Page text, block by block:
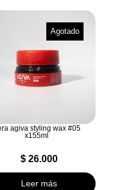
Agotado
agiva styling wax #05
x155ml
$26.000
Leer más